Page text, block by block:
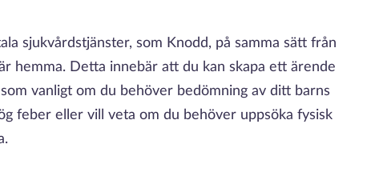
sjukvårdstjänster, som Knodd, på samma sätt från
hemma. Detta innebär att du kan skapa ett ärende
vanligt om du behöver bedömning av ditt barns
feber eller vill veta om du behöver uppsöka fysisk